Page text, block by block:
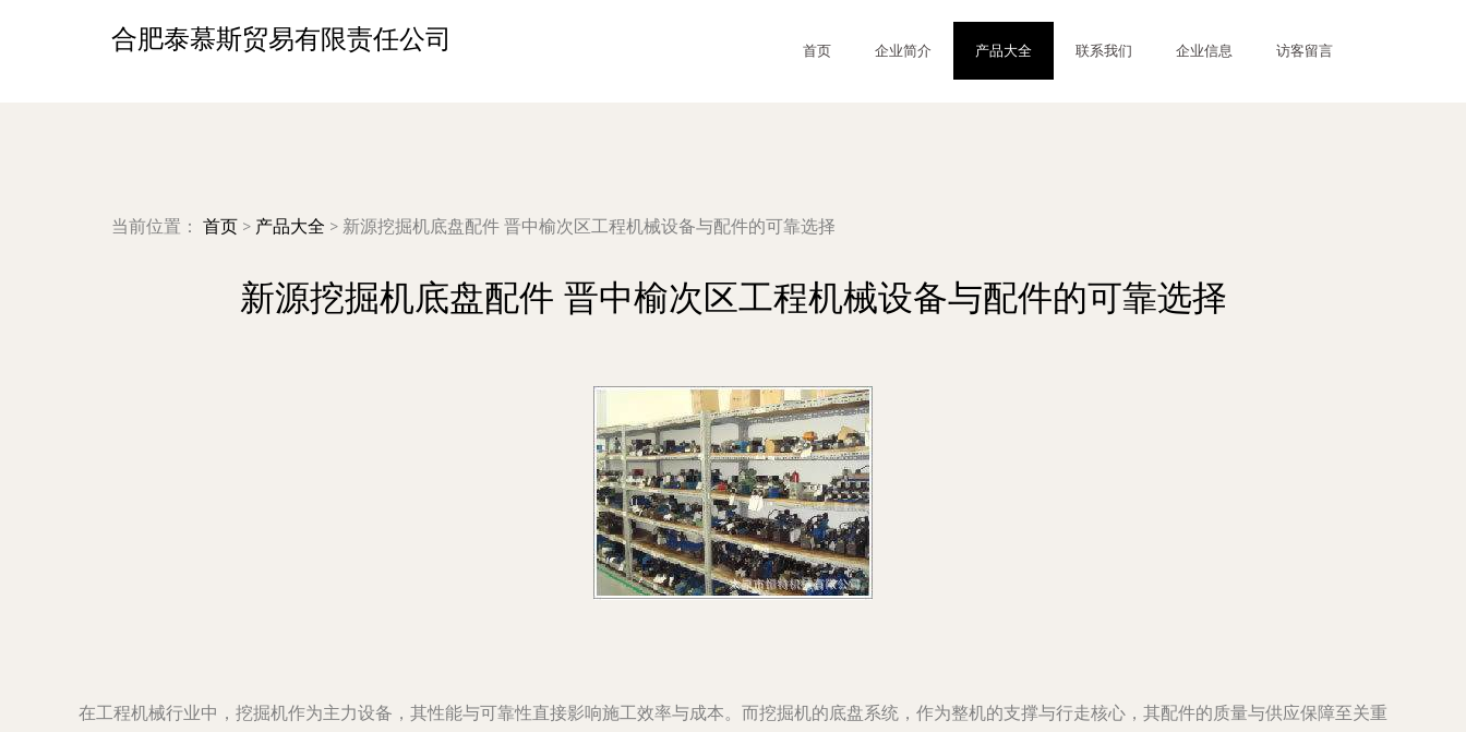
合肥泰慕斯贸易有限责任公司 首页 企业简介 产品大全 联系我们 企业信息 访客留言
当前位置： 首页 > 产品大全 > 新源挖掘机底盘配件 晋中榆次区工程机械设备与配件的可靠选择
新源挖掘机底盘配件 晋中榆次区工程机械设备与配件的可靠选择
在工程机械行业中，挖掘机作为主力设备，其性能与可靠性直接影响施工效率与成本。而挖掘机的底盘系统，作为整机的支撑与行走核心，其配件的质量与供应保障至关重